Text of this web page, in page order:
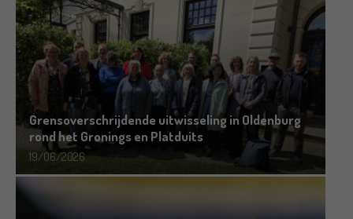
Grensoverschrijdende uitwisseling in Oldenburg
rond het Gronings en Platduits
19/06/2026